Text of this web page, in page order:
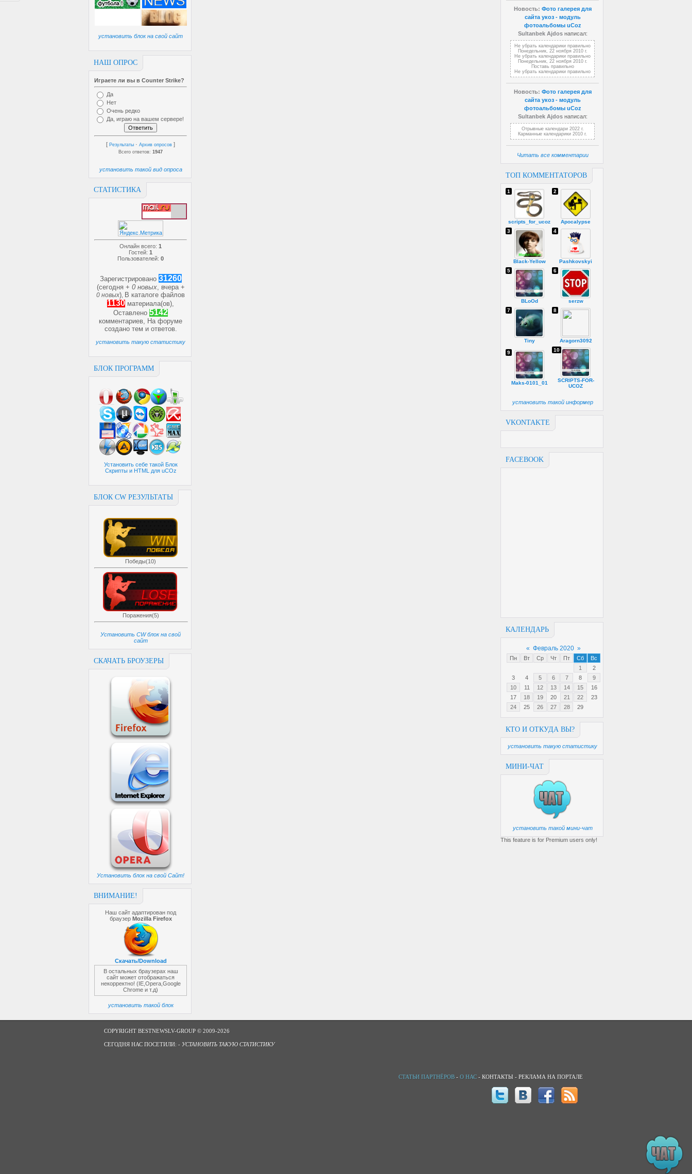
установить блок на свой сайт
НАШ ОПРОС
Играете ли вы в Counter Strike?
Да
Нет
Очень редко
Да, играю на вашем сервере!
[ Результаты · Архив опросов ]
Всего ответов: 1947
установить такой вид опроса
СТАТИСТИКА
Онлайн всего: 1
Гостей: 1
Пользователей: 0
Зарегистрировано 31260
(сегодня + 0 новых, вчера +
0 новых) В каталоге файлов
1130 материала(ов),
Оставлено 5142
комментариев, На форуме
создано тем и ответов.
установить такую статистику
БЛОК ПРОГРАММ
Установить себе такой Блок
Скрипты и HTML для uCOz
БЛОК CW РЕЗУЛЬТАТЫ
Победы(10)
Поражения(5)
Установить CW блок на свой
сайт
СКАЧАТЬ БРОУЗЕРЫ
Установить блок на свой Сайт!
ВНИМАНИЕ!
Наш сайт адаптирован под
браузер Mozilla Firefox
Скачать/Download
В остальных браузерах наш
сайт может отображаться
некорректно! (IE,Opera,Google
Chrome и т.д)
установить такой блок
Новость: Фото галерея для
сайта укоз - модуль
фотоальбомы uCoz
Sultanbek Ajdosнаписал:
Не убрать календарики правильно
Понедельник, 22 ноября 2010 г.
Не убрать календарики правильно
Понедельник, 22 ноября 2010 г.
Поставь правильно
Не убрать календарики правильно
Новость: Фото галерея для
сайта укоз - модуль
фотоальбомы uCoz
Sultanbek Ajdosнаписал:
Отрывные календари 2022 г.
Карманные календарики 2010 г.
Читать все комментарии
ТОП КОММЕНТАТОРОВ
scripts_for_ucoz
1
Apocalypse
2
Black-Yellow
3
Pashkovskyi
4
BLoOd
5
serzw
6
Tiny
7
Aragorn3092
8
Maks-0101_01
9
SCRIPTS-FOR-
UCOZ
10
установить такой информер
VKONTAKTE
FACEBOOK
КАЛЕНДАРЬ
« Февраль 2020 »
Пн Вт Ср Чт Пт Сб
Вс
1
2
3
4 5 6 7 8
9
10
11 12 13 14 15
16
17
18 19 20 21 22
23
24
25 26 27 28 29
КТО И ОТКУДА ВЫ?
установить такую статистику
МИНИ-ЧАТ
установить такой мини-чат
This feature is for Premium users only!
COPYRIGHT BESTNEWSLV-GROUP © 2009-2026
СЕГОДНЯ НАС ПОСЕТИЛИ: - УСТАНОВИТЬ ТАКУЮ СТАТИСТИКУ
СТАТЬИ ПАРТНЁРОВ - О НАС - КОНТАКТЫ - РЕКЛАМА НА ПОРТАЛЕ